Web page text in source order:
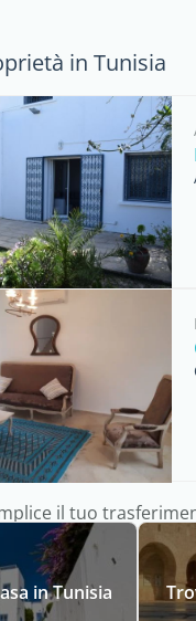
in Tunisia
il tuo
in Tunisia